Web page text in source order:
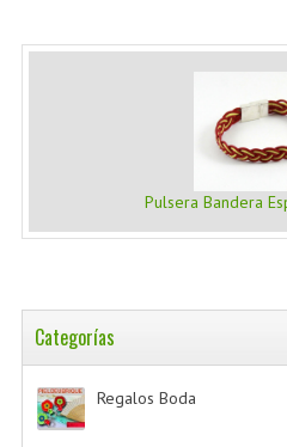
Pulsera Bandera
Categorías
Regalos Boda